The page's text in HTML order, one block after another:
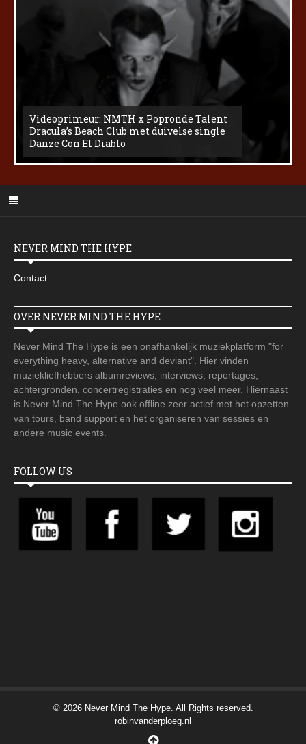
Videoprimeur: NMTH x Popronde Talent
Dracula’s Beach Club met duivelse single
Danze Con El Diablo
NEVER MIND THE HYPE
Contact
OVER NEVER MIND THE HYPE
Never Mind The Hype is een onafhankelijk muziekplatform "for
everything heavy, alternative and deviant". Hier vinden
muziekliefhebbers albumreviews, interviews, reportages,
achtergronden, concertregistraties en nog veel meer. Hiernaast
is Never Mind The Hype ook offline zeer actief met het opzetten
van tours, band support en het organiseren van sessies en
andere music events.
FOLLOW US
© 2026 Never Mind The Hype. All Rights reserved.
robinvanderploeg.nl